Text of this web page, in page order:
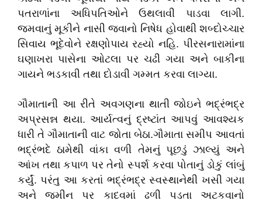
પતરાળાંના અધિપતિઓને ઉથલાવી પાડવા લાગી.
જમવાનું મૂકીને નાસી જવાનો નિષેધ હોવાથી શબ્દોચ્ચાર
સિવાય ભૂદેવોને રક્ષણોપાય રહ્યો નહિ. પીરસનારામાંના
ઘણાખરા પાસેના ઓટલા પર ચઢી ગયા અને બાકીના
ગાયને ભડકાવી તથા દોડાવી ગમ્મત કરવા લાગ્યા.
ગૌમાતાની આ રીતે અવગણના થાતી જોઇને ભદ્રંભદ્ર
અપ્રસન્ન થયા. આર્યત્વનું દ્રષ્ટાંત આપવું આવશ્યક
ધારી તે ગૌમાતાની વાટ જોતા બેઠા.ગૌમાતા સમીપ આવતાં
ભદ્રંભદે ઠામેથી વાંકા વળી તેમનું પૂછડું ઝાલ્યું અને
આંખ તથા કપાળ પર તેનો સ્પર્શ કરવા પોતાનું ડોકું લાંબું
કર્યું. પરંતુ આ કરતાં ભદ્રંભદ્ર સ્વસ્થાનેથી ખસી ગયા
અને જમીન પર કાદવમાં ઢળી પડતા અટકવાનો